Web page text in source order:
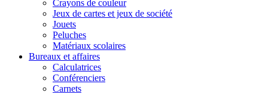
Crayons de couleur
Jeux de cartes et jeux de société
Jouets
Peluches
Matériaux scolaires
Bureaux et affaires
Calculatrices
Conférenciers
Carnets